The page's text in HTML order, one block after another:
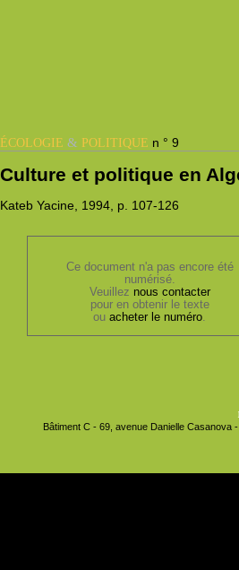
ÉCOLOGIE& POLITIQUE n ° 9
Culture et politique en
Kateb Yacine, 1994, p. 107-126
Ce document n'a pas encore été
numérisé.
Veuillez nous contacter
pour en obtenir le texte
ouacheter le numéro.
Bâtiment C - 69, avenue Danielle